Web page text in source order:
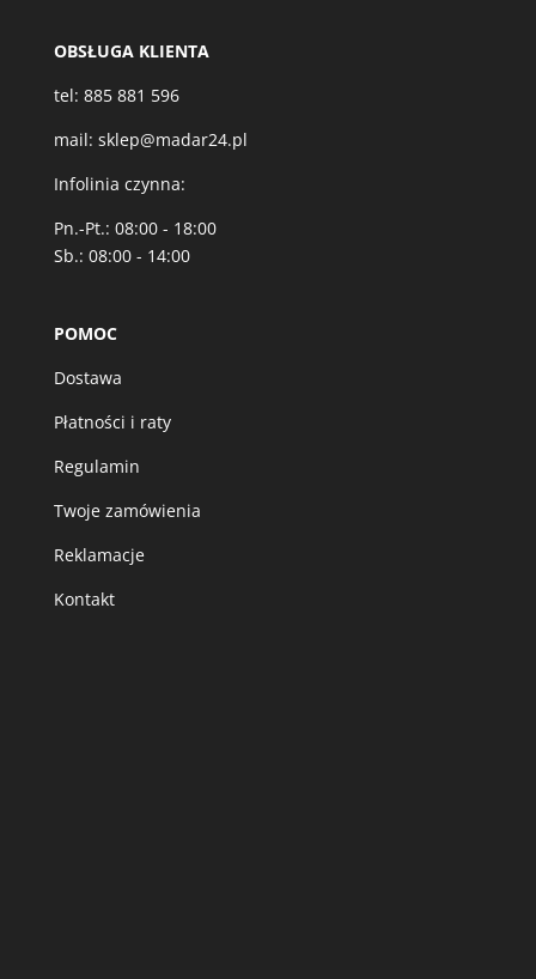
OBSŁUGA KLIENTA
tel: 885 881 596
mail: sklep@madar24.pl
Infolinia czynna:
Pn.-Pt.: 08:00 - 18:00
Sb.: 08:00 - 14:00
POMOC
Dostawa
Płatności i raty
Regulamin
Twoje zamówienia
Reklamacje
Kontakt